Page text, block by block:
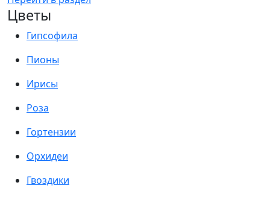
Цветы
Гипсофила
Пионы
Ирисы
Роза
Гортензии
Орхидеи
Гвоздики